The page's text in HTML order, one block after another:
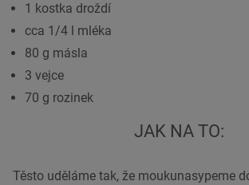
1 kostka droždí
cca 1/4 l mléka
80 g másla
3 vejce
70 g rozinek
JAK NA TO:
Těsto uděláme tak, že moukunasypeme